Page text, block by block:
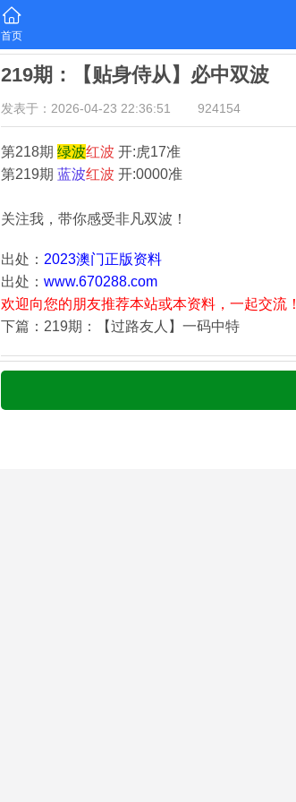
首页
219期：【贴身侍从】必中双波
发表于：2026-04-23 22:36:51 924154
第218期 绿波红波 开:虎17准
第219期 蓝波红波 开:0000准
关注我，带你感受非凡双波！
出处： 2023澳门正版资料
出处： www.670288.com
欢迎向您的朋友推荐本站或本资料，一起交流！
下篇：219期：【过路友人】一码中特